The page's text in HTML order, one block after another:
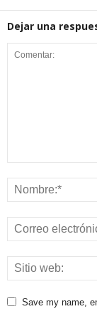
Dejar una
Save my name,